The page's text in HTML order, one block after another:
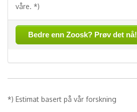
våre. *)
Bedre enn Zoosk? Prøv det nå!
*) Estimat basert på vår forskning